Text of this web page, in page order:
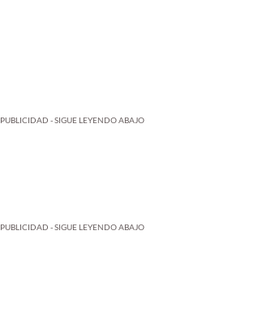
PUBLICIDAD - SIGUE LEYENDO ABAJO
PUBLICIDAD - SIGUE LEYENDO ABAJO